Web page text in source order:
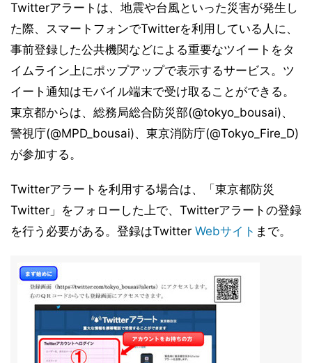
Twitterアラートは、地震や台風といった災害が発生し
た際、スマートフォンでTwitterを利用している人に、
事前登録した公共機関などによる重要なツイートをタ
イムライン上にポップアップで表示するサービス。ツ
イート通知はモバイル端末で受け取ることができる。
東京都からは、総務局総合防災部(@tokyo_bousai)、
警視庁(@MPD_bousai)、東京消防庁(@Tokyo_Fire_D)
が参加する。
Twitterアラートを利用する場合は、「東京都防災
Twitter」をフォローした上で、Twitterアラートの登録
を行う必要がある。登録はTwitter Webサイト まで。